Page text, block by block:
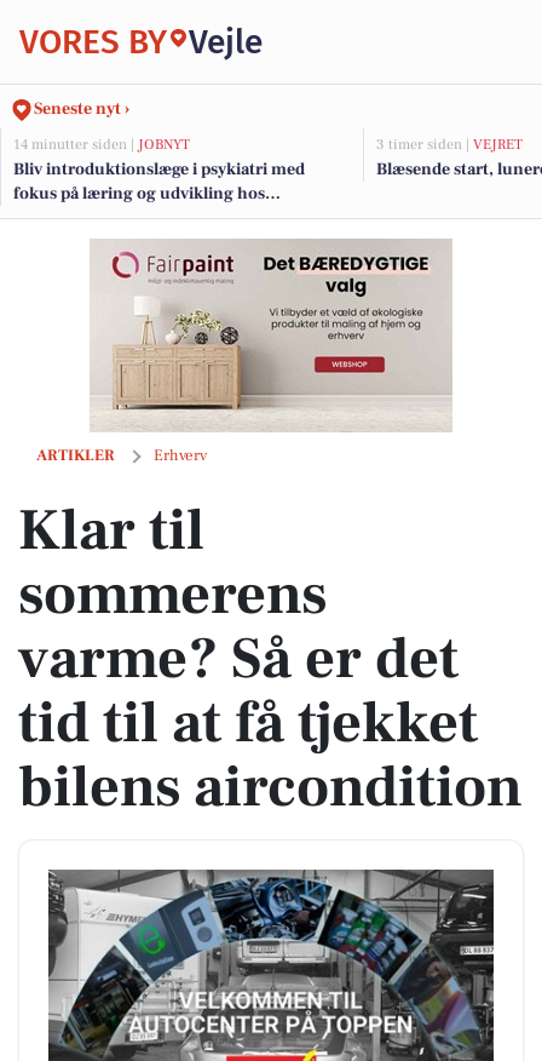
VORES BY Vejle
Seneste nyt ›
14 minutter siden | JOBNYT
Bliv introduktionslæge i psykiatri med
fokus på læring og udvikling hos
Psykiatrisk Afdeling Vejle
3 timer siden | VEJRET
Blæsende start,
ARTIKLER Erhverv
Klar til sommerens varme? Så er det tid til at få tjekket bilens
Klar til
sommerens
varme? Så er det
tid til at få tjekket
bilens aircondition